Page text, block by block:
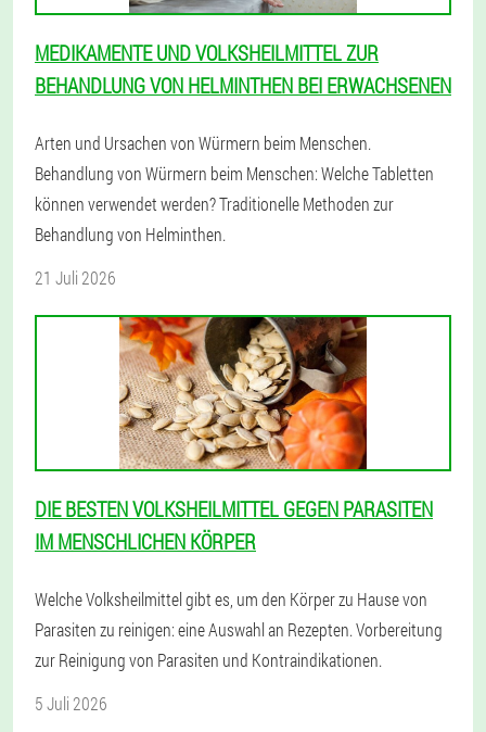
MEDIKAMENTE UND VOLKSHEILMITTEL ZUR
BEHANDLUNG VON HELMINTHEN BEI ERWACHSENEN
Arten und Ursachen von Würmern beim Menschen.
Behandlung von Würmern beim Menschen: Welche Tabletten
können verwendet werden? Traditionelle Methoden zur
Behandlung von Helminthen.
21 Juli 2026
DIE BESTEN VOLKSHEILMITTEL GEGEN PARASITEN
IM MENSCHLICHEN KÖRPER
Welche Volksheilmittel gibt es, um den Körper zu Hause von
Parasiten zu reinigen: eine Auswahl an Rezepten. Vorbereitung
zur Reinigung von Parasiten und Kontraindikationen.
5 Juli 2026